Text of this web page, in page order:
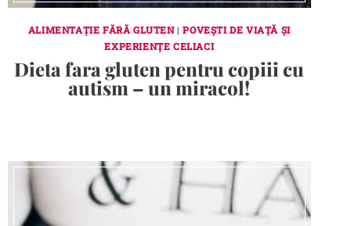
ALIMENTAȚIE FĂRĂ GLUTEN|POVEȘTI DE VIAȚĂ ȘI
EXPERIENȚE CELIACI
Dieta fara gluten pentru copiii cu
autism – un miracol!